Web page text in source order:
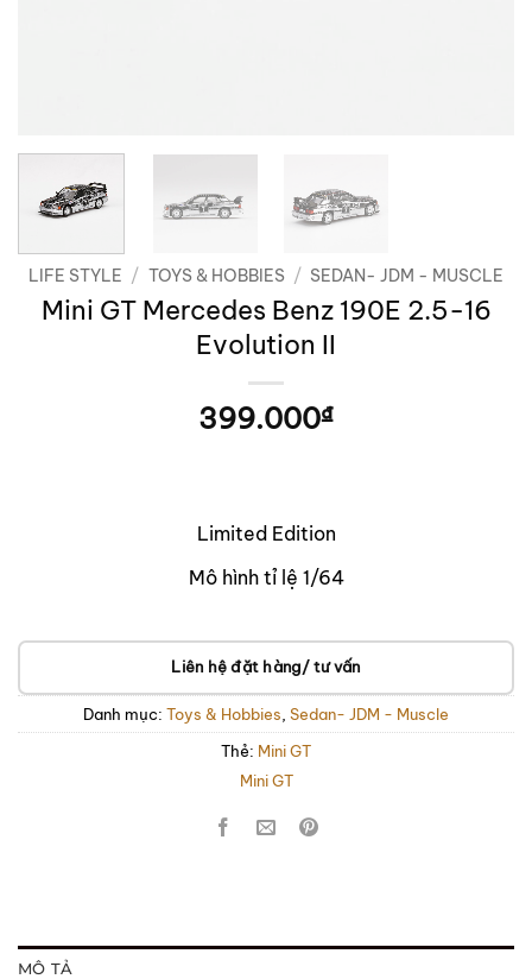
LIFE STYLE / TOYS & HOBBIES / SEDAN- JDM - MUSCLE
Mini GT Mercedes Benz 190E 2.5-16
Evolution II
399.000₫
Limited Edition
Mô hình tỉ lệ 1/64
Liên hệ đặt hàng/ tư vấn
Danh mục: Toys & Hobbies Sedan- JDM - Muscle
Thẻ: Mini GT
Mini GT
MÔ TẢ